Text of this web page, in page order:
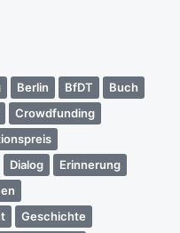
Berlin BfDT
Buch
Crowdfunding
Dialog
Erinnerung
Geschichte